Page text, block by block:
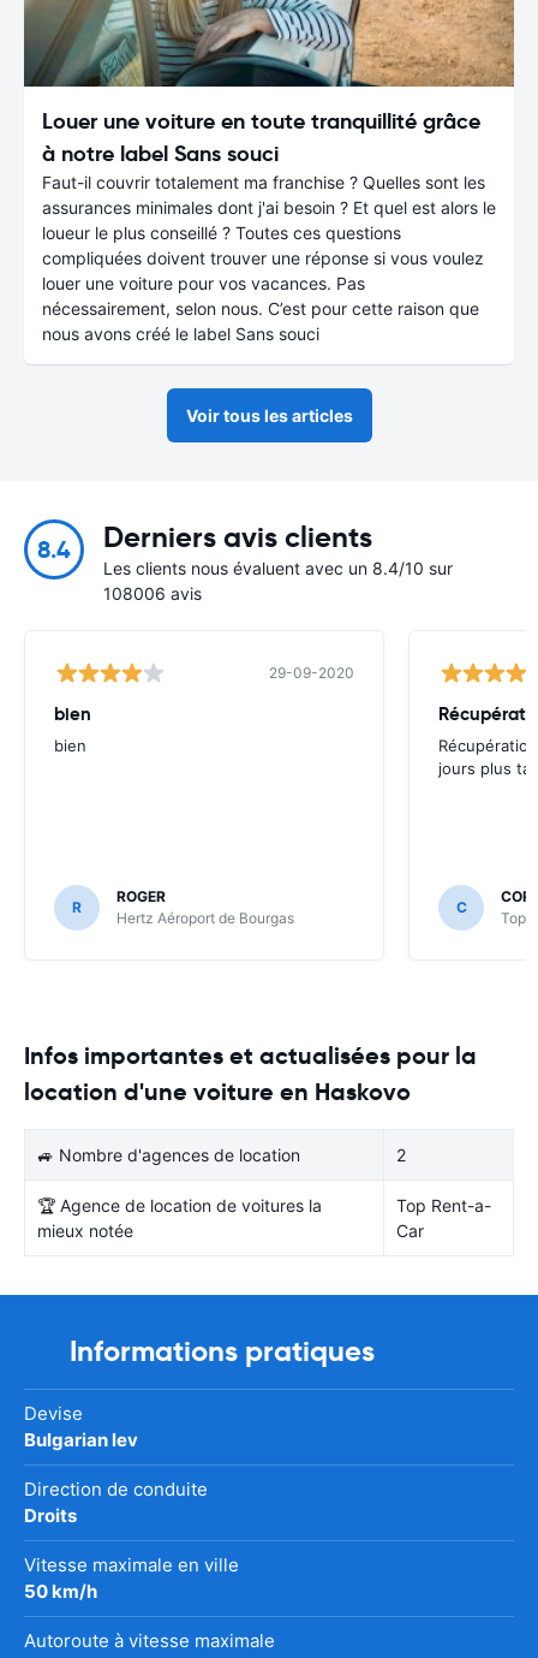
Louer une voiture en toute tranquillité grâce
à notre label Sans souci
Faut-il couvrir totalement ma franchise ? Quelles sont les
assurances minimales dont j'ai besoin ? Et quel est alors le
loueur le plus conseillé ? Toutes ces questions
compliquées doivent trouver une réponse si vous voulez
louer une voiture pour vos vacances. Pas
nécessairement, selon nous. C’est pour cette raison que
nous avons créé le label Sans souci
Voir tous les articles
8.4 Derniers avis clients
Les clients nous évaluent avec un 8.4/10 sur
108006 avis
29-09-2020
bien
bien
R
ROGER
Hertz Aéroport de Bourgas
jours plus
C
Top
Infos importantes et actualisées pour la
location d'une voiture en Haskovo
🚙 Nombre d'agences de location 2
🏆 Agence de location de voitures la
mieux notée
Top Rent-a-
Car
Informations pratiques
Devise
Bulgarian lev
Direction de conduite
Droits
Vitesse maximale en ville
50 km/h
Autoroute à vitesse maximale